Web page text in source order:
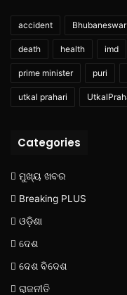
accident Bhubaneswar
death health imd
prime minister puri
utkal prahari
Categories
ମୁଖ୍ୟ ଖବର
Breaking PLUS
ଓଡ଼ିଶା
ଦେଶ
ଦେଶ ବିଦେଶ
ରାଜନୀତି